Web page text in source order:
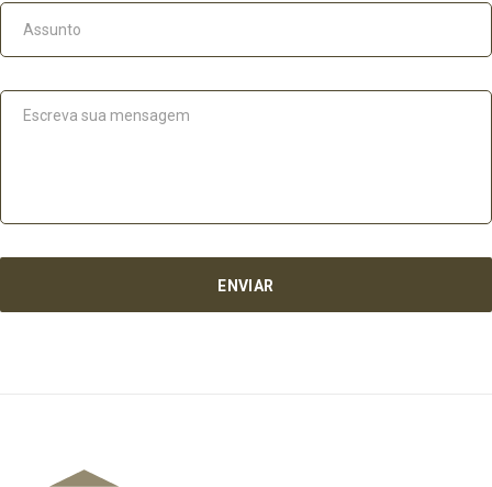
ENVIAR